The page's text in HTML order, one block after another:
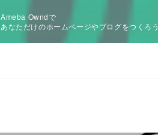
Ameba Owndで
あなただけのホームページやブログをつくろう